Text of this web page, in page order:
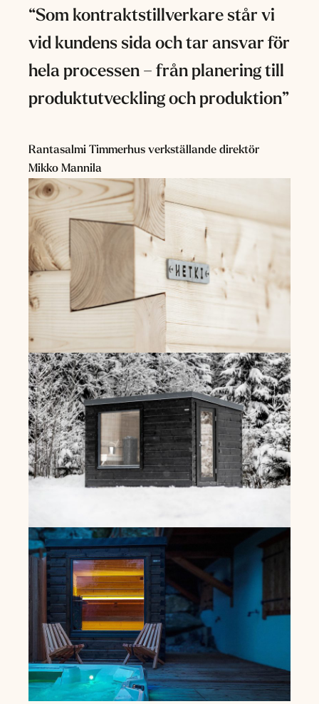
“Som kontraktstillverkare står vi
vid kundens sida och tar ansvar för
hela processen – från planering till
produktutveckling och produktion”
Rantasalmi Timmerhus verkställande direktör
Mikko Mannila